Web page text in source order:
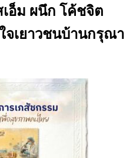
เอ็ม ผนึก โค้ชจิต
จเยาวชนบ้านกรุณา